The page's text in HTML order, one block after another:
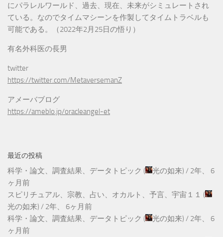
にパラレルワールド、過去、現在、未来がシミュレートされ
ている。なのでタイムマシーンを作製してタイムトラベルも
可能である。（2022年2月25日の悟り）
有名外科医の長男
twitter
https://twitter.com/MetaversemanZ
アメーバブログ
https://ameblo.jp/oracleangel-et
最近の投稿
科学・論文、調査結果、データトピック ( 光の如来) / 2年、 6
ヶ月前
スピリチュアル、宗教、占い、オカルト、予言、宇宙１１ (
光の如来) / 2年、 6ヶ月前
科学・論文、調査結果、データトピック ( 光の如来) / 2年、 6
ヶ月前